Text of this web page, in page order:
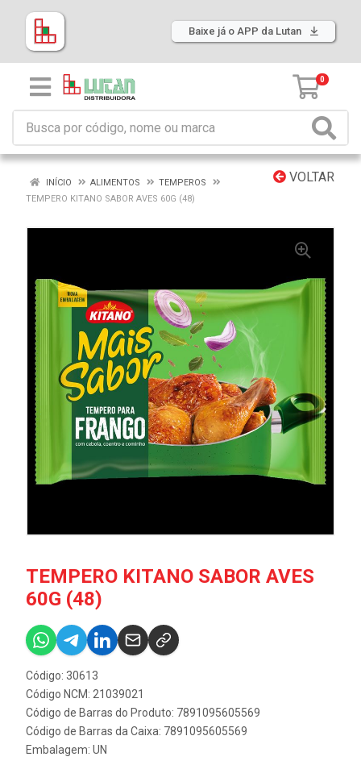
Baixe já o APP da Lutan
0
VOLTAR
INÍCIO ALIMENTOS
TEMPEROS
TEMPERO KITANO SABOR AVES 60G (48)
TEMPERO KITANO SABOR AVES
60G (48)
Código: 30613
Código NCM: 21039021
Código de Barras do Produto: 7891095605569
Código de Barras da Caixa: 7891095605569
Embalagem: UN